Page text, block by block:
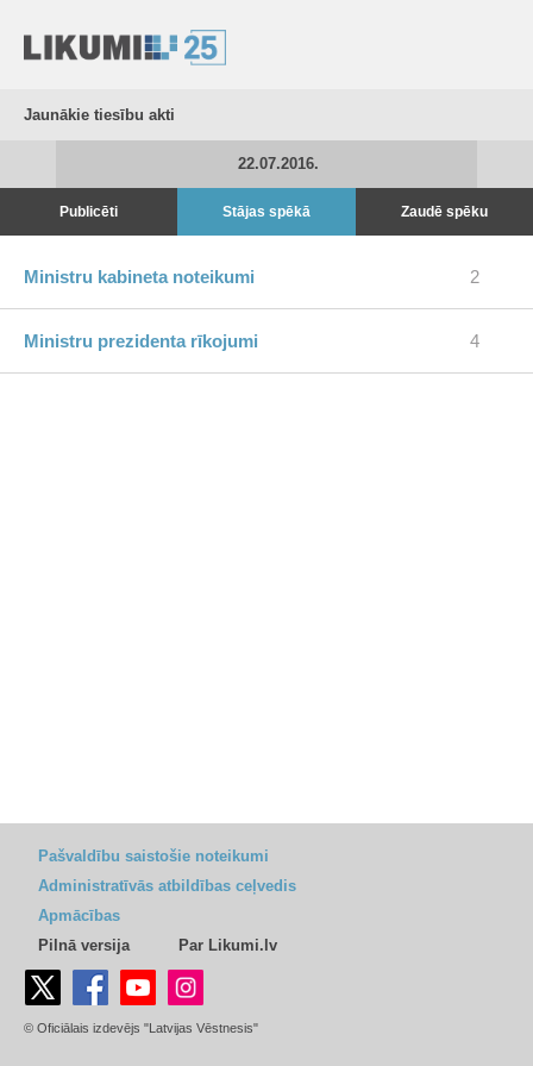
Jaunākie tiesību akti
22.07.2016.
Publicēti Stājas spēkā Zaudē spēku
Ministru kabineta noteikumi 2
Ministru prezidenta rīkojumi 4
Pašvaldību saistošie noteikumi
Administratīvās atbildības ceļvedis
Apmācības
Pilnā versija
Par Likumi.lv
© Oficiālais izdevējs "Latvijas Vēstnesis"